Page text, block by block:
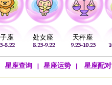
座 处女座 天秤座
星座查询 星座运势 星座配对